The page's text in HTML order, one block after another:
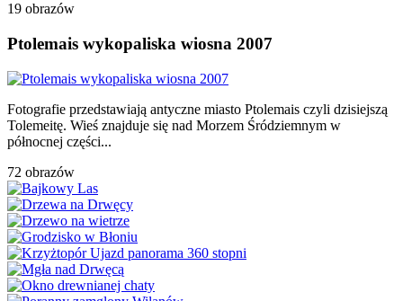
19 obrazów
Ptolemais wykopaliska wiosna 2007
Fotografie przedstawiają antyczne miasto Ptolemais czyli dzisiejszą
Tolemeitę. Wieś znajduje się nad Morzem Śródziemnym w
północnej części...
72 obrazów